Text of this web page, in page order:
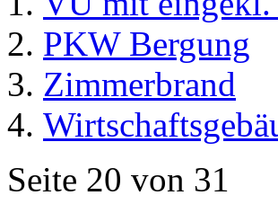
PKW Bergung
Zimmerbrand
Seite 20 von 31